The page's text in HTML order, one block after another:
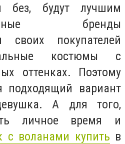
без, будут лучшим
бренды
своих покупателей
костюмы с
оттенках. Поэтому
подходящий вариант
А для того,
личное время и
с воланами купить в